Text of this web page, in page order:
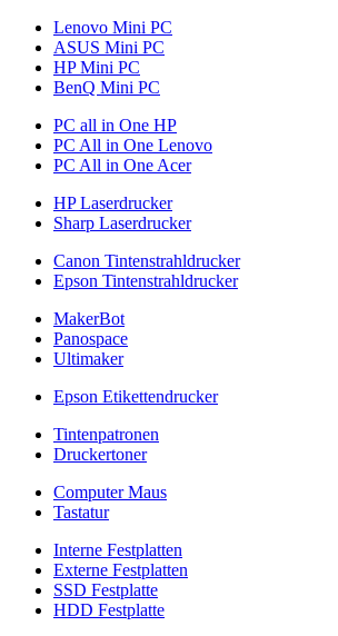
Lenovo Mini PC
ASUS Mini PC
HP Mini PC
BenQ Mini PC
PC all in One HP
PC All in One Lenovo
PC All in One Acer
HP Laserdrucker
Sharp Laserdrucker
Canon Tintenstrahldrucker
Epson Tintenstrahldrucker
MakerBot
Panospace
Ultimaker
Epson Etikettendrucker
Tintenpatronen
Druckertoner
Computer Maus
Tastatur
Interne Festplatten
Externe Festplatten
SSD Festplatte
HDD Festplatte